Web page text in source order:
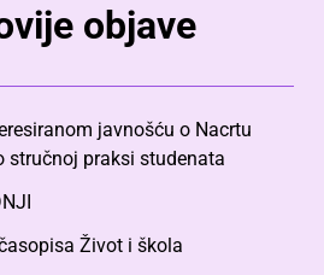
objave
javnošću o Nacrtu
stručnoj praksi studenata
Život i škola